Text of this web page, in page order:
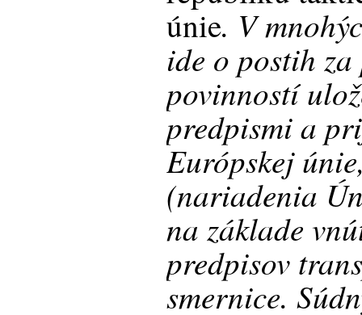
únie. V
ide o postih
povinností
predpismi a
Európskej
(nariadenia
na základe
predpisov
smernice.